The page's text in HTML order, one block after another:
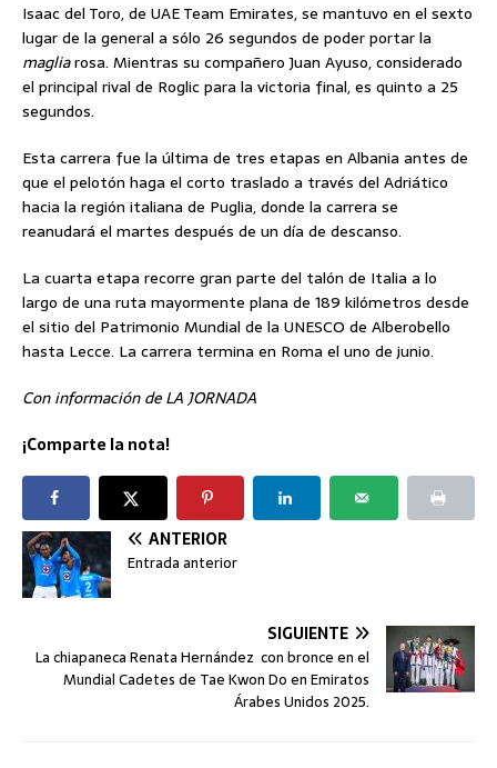
Isaac del Toro, de UAE Team Emirates, se mantuvo en el sexto
lugar de la general a sólo 26 segundos de poder portar la
magliarosa. Mientras su compañero Juan Ayuso, considerado
el principal rival de Roglic para la victoria final, es quinto a 25
segundos.
Esta carrera fue la última de tres etapas en Albania antes de
que el pelotón haga el corto traslado a través del Adriático
hacia la región italiana de Puglia, donde la carrera se
reanudará el martes después de un día de descanso.
La cuarta etapa recorre gran parte del talón de Italia a lo
largo de una ruta mayormente plana de 189 kilómetros desde
el sitio del Patrimonio Mundial de la UNESCO de Alberobello
hasta Lecce. La carrera termina en Roma el uno de junio.
Con información de LA JORNADA
¡Comparte la nota!
ANTERIOR
Entrada anterior
SIGUIENTE
La chiapaneca Renata Hernández con bronce en el
Mundial Cadetes de Tae Kwon Do en Emiratos
Árabes Unidos 2025.